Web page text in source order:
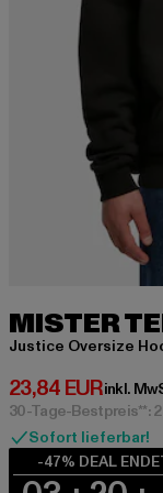
MISTER
Justice Oversize
23,84 EUR
Derzeitigerinkl.
30-Tage-Bestpreis**:
Sofort lieferbar!
-47% DEAL